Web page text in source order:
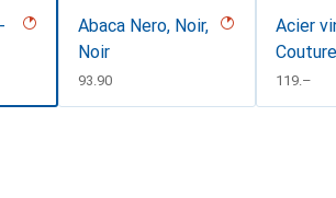
Abaca Nero, Noir,
Noir
CHF
93.90
Acier
Couture
CHF
119.–